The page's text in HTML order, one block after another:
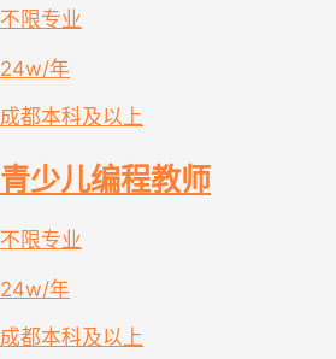
不限专业
24w/年
成都本科及以上
青少儿编程教师
不限专业
24w/年
成都本科及以上